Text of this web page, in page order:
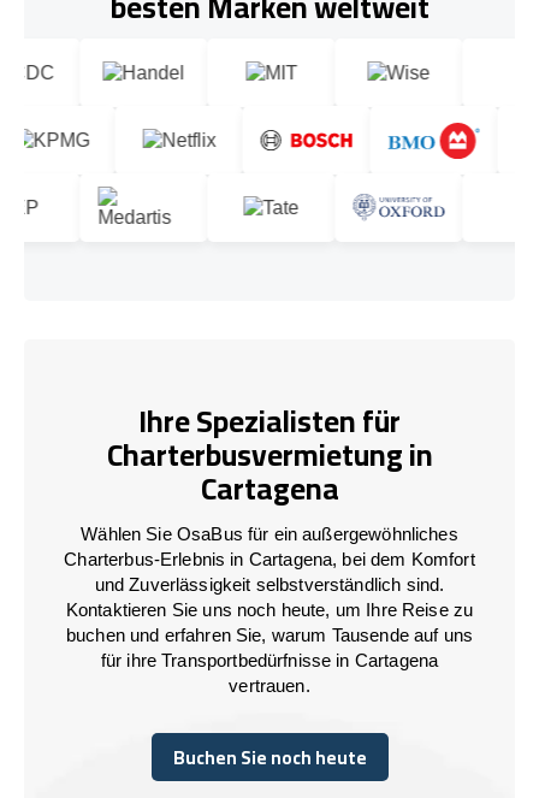
Ihre Spezialisten für
Charterbusvermietung in
Cartagena
Wählen Sie OsaBus für ein außergewöhnliches
Charterbus-Erlebnis in Cartagena, bei dem Komfort
und Zuverlässigkeit selbstverständlich sind.
Kontaktieren Sie uns noch heute, um Ihre Reise zu
buchen und erfahren Sie, warum Tausende auf uns
für ihre Transportbedürfnisse in Cartagena
vertrauen.
Buchen Sie noch heute
Buchen Sie noch heute